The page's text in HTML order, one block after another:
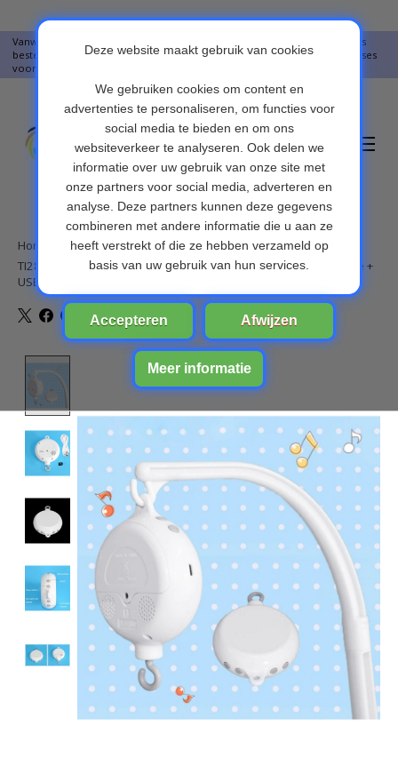
Vanwege vakantie worden er op moment geen pakketjes verstuurd. Alles
bestellingen vanaf 09-07-2026 word op 10-08-2026 verzonden. Onze excuses
voor het ongemak. Bedankt voor u begrip.
Verlanglijst
Home
TI283 128 MB USB: (inclusief 1 x ABS Baby Muziek mobiel doosje +
USB-oplader + 128 MB-kaart)
Product image slideshow Items